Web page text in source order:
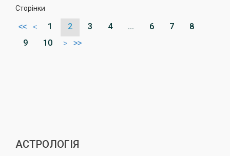
Сторінки
<< < 1 2 3 4 ... 6 7
8
9
10 > >>
АСТРОЛОГІЯ